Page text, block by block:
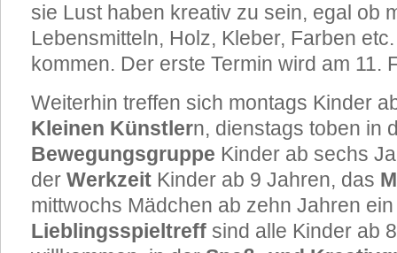
sie Lust haben kreativ zu sein, egal ob
Lebensmitteln, Holz, Kleber, Farben
kommen. Der erste Termin wird am 11.
Weiterhin treffen sich montags Kinder
Kleinen Künstlern, dienstags toben in
Bewegungsgruppe Kinder ab sechs
der Werkzeit Kinder ab 9 Jahren, das
mittwochs Mädchen ab zehn Jahren
Lieblingsspieltreff sind alle Kinder ab